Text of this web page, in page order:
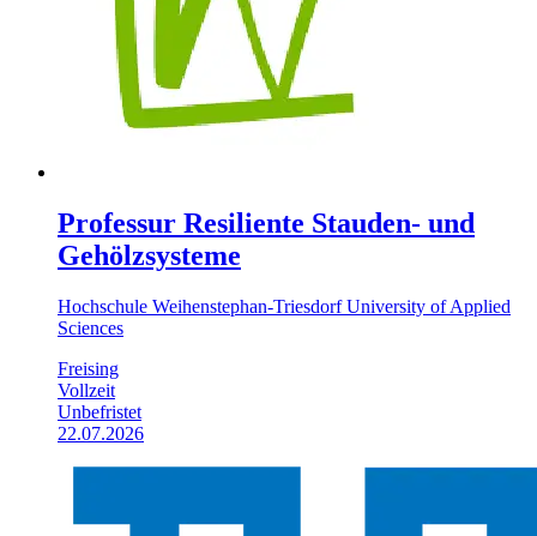
Professur Resiliente Stauden- und
Gehölzsysteme
Hochschule Weihenstephan-Triesdorf University of Applied
Sciences
Freising
Vollzeit
Unbefristet
22.07.2026